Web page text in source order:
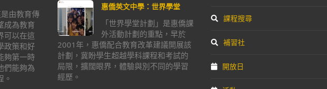
由教育傳
成為教育
可以在這
政策和好
夠第一時
們能夠為
。
惠僑英文中學：世界學堂
「世界學堂計劃」是惠僑課
外活動計劃的重點，早於
2001年，惠僑配合教育改革建議開展該
計劃，冀盼學生超越學科課程和考試的
局限，擴闊眼界，體驗與別不同的學習
經歷。
課程搜尋
補習社
開放日